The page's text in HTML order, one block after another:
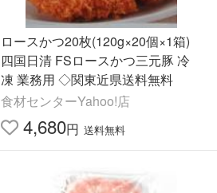
ロースかつ20枚(120g×20個×1箱)
四国日清 FSロースかつ三元豚 冷
凍 業務用 ◇関東近県送料無料
食材センターYahoo!店
4,680円 送料無料